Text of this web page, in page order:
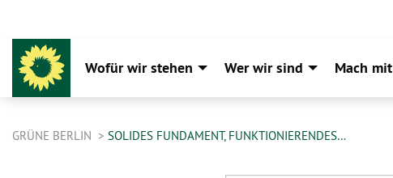
Wofür wir stehen Wer wir sind Mach mit
GRÜNE BERLIN SOLIDES FUNDAMENT, FUNKTIONIERENDES…